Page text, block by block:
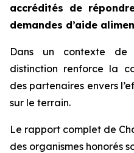
accrédités de
demandes d’aide
Dans un contexte de
distinction renforce la
des partenaires envers
sur le terrain.
Le rapport complet de
des organismes honorés